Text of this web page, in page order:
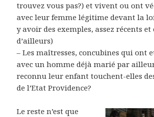
trouvez vous pas?) et vivent ou ont
avec leur femme légitime devant la
y avoir des exemples, assez récents et
d’ailleurs)
– Les maîtresses, concubines qui ont
avec un homme déjà marié par
reconnu leur enfant touchent-elles
de l’Etat Providence?
Le reste n’est que